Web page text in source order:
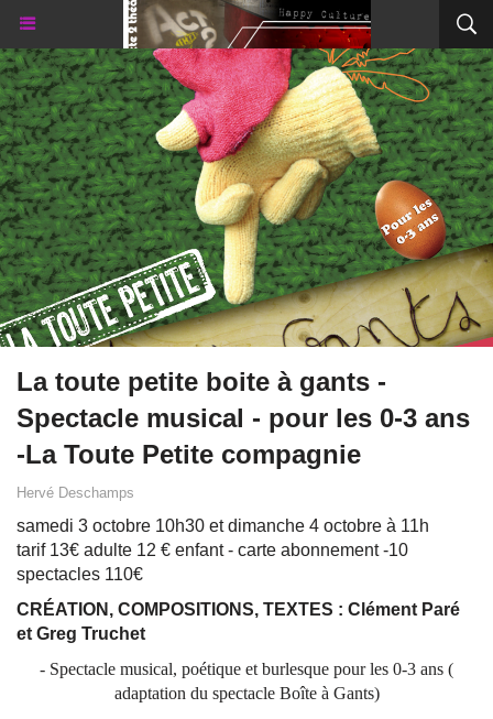
La toute petite boite à gants -
Spectacle musical - pour les 0-3 ans
-La Toute Petite compagnie
Hervé Deschamps
samedi 3 octobre 10h30 et dimanche 4 octobre à 11h
tarif 13€ adulte 12 € enfant - carte abonnement -10
spectacles 110€
CRÉATION, COMPOSITIONS, TEXTES : Clément Paré
et Greg Truchet
- Spectacle musical, poétique et burlesque pour les 0-3 ans (
adaptation du spectacle Boîte à Gants)